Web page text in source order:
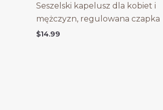
Seszelski kapelusz dla kobiet i
mężczyzn, regulowana czapka
$14.99